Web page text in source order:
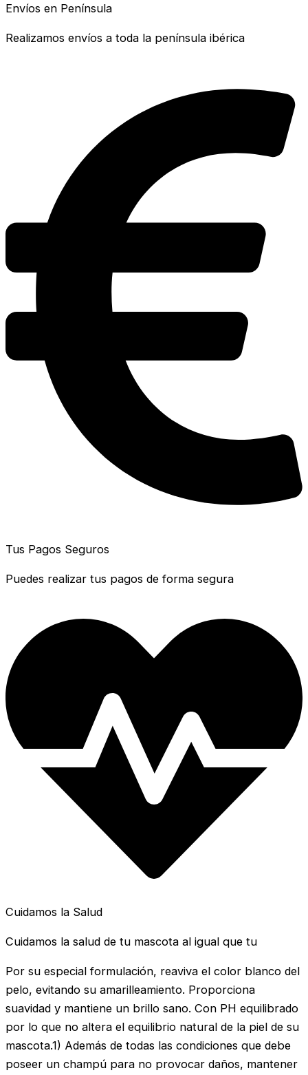
Envíos en Península
Realizamos envíos a toda la península ibérica
Tus Pagos Seguros
Puedes realizar tus pagos de forma segura
Cuidamos la Salud
Cuidamos la salud de tu mascota al igual que tu
Por su especial formulación, reaviva el color blanco del
pelo, evitando su amarilleamiento. Proporciona
suavidad y mantiene un brillo sano. Con PH equilibrado
por lo que no altera el equilibrio natural de la piel de su
mascota.1) Además de todas las condiciones que debe
poseer un champú para no provocar daños, mantener